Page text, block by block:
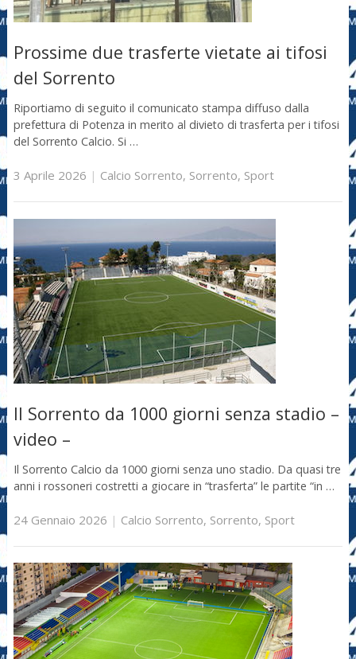
Prossime due trasferte vietate ai tifosi
del Sorrento
Riportiamo di seguito il comunicato stampa diffuso dalla
prefettura di Potenza in merito al divieto di trasferta per i tifosi
del Sorrento Calcio. Si …
3 Aprile 2026 | Calcio Sorrento, Sorrento, Sport
Il Sorrento da 1000 giorni senza stadio –
video –
Il Sorrento Calcio da 1000 giorni senza uno stadio. Da quasi tre
anni i rossoneri costretti a giocare in “trasferta” le partite “in …
24 Gennaio 2026 | Calcio Sorrento, Sorrento, Sport